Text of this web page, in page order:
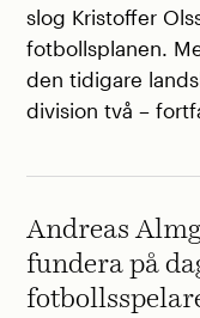
slog Kristoffer
fotbollsplanen.
den tidigare
division två –
Andreas
fundera på